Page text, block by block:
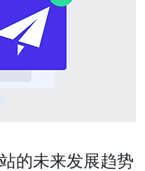
的未来发展趋势